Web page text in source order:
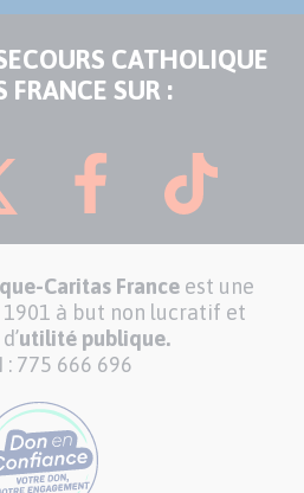
CATHOLIQUE
FRANCE SUR :
Caritas France est une
à but non lucratif et
utilité publique.
: 775 666 696